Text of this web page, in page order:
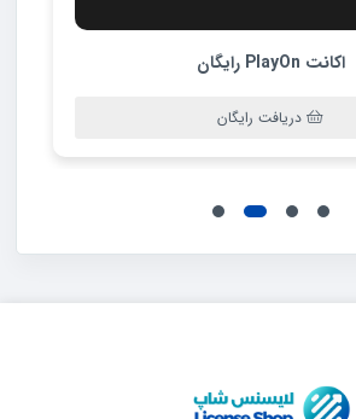
اکانت PlayOn رایگان
دریافت رایگان